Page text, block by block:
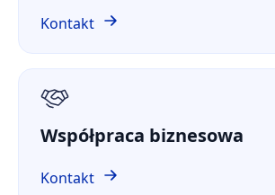
ComPDF na GitHubie
Kontakt
Współpraca biznesowa
Kontakt